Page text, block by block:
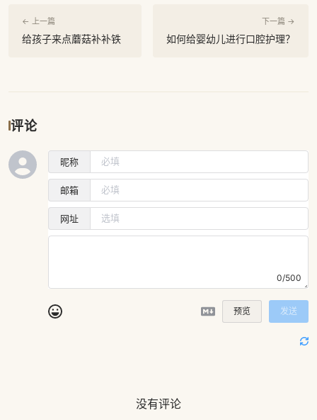
← 上一篇
给孩子来点蘑菇补补铁
下一篇 →
如何给婴幼儿进行口腔护理？
评论
昵称
邮箱
网址
0/500
预览 发送
没有评论